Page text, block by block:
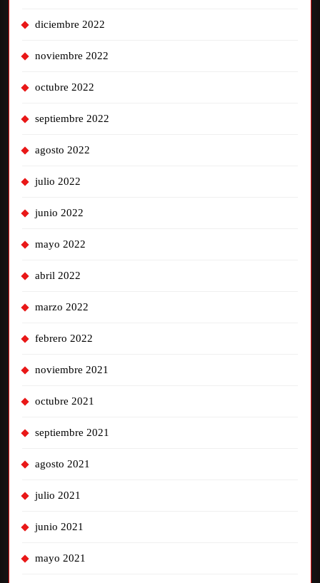
diciembre 2022
noviembre 2022
octubre 2022
septiembre 2022
agosto 2022
julio 2022
junio 2022
mayo 2022
abril 2022
marzo 2022
febrero 2022
noviembre 2021
octubre 2021
septiembre 2021
agosto 2021
julio 2021
junio 2021
mayo 2021